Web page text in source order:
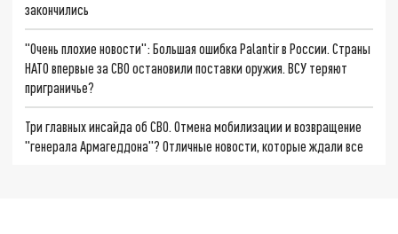
закончились
"Очень плохие новости": Большая ошибка Palantir в России. Страны
НАТО впервые за СВО остановили поставки оружия. ВСУ теряют
приграничье?
Три главных инсайда об СВО. Отмена мобилизации и возвращение
"генерала Армагеддона"? Отличные новости, которые ждали все